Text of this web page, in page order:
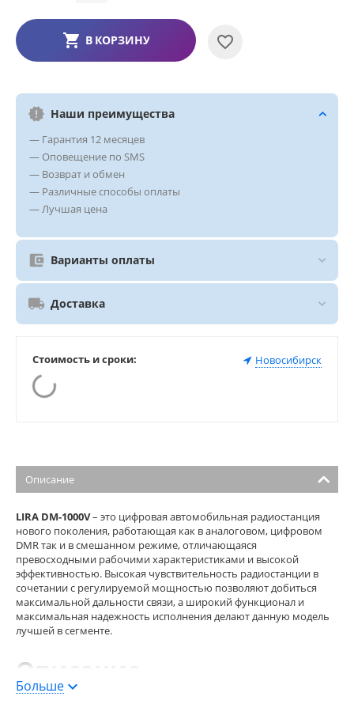
В КОРЗИНУ
Наши преимущества
— Гарантия 12 месяцев
— Оповещение по SMS
— Возврат и обмен
— Различные способы оплаты
— Лучшая цена
Варианты оплаты
Доставка
Стоимость и сроки: Новосибирск
Описание
LIRA DM-1000V– это цифровая автомобильная радиостанция
нового поколения, работающая как в аналоговом, цифровом
DMR так и в смешанном режиме, отличающаяся
превосходными рабочими характеристиками и высокой
эффективностью. Высокая чувствительность радиостанции в
сочетании с регулируемой мощностью позволяют добиться
максимальной дальности связи, а широкий функционал и
максимальная надежность исполнения делают данную модель
лучшей в сегменте.
Описание
Основные особенности радиостанции DM-1000:
Больше